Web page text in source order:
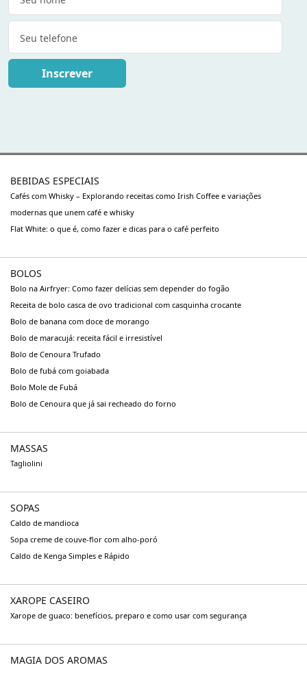
Inscrever
BEBIDAS ESPECIAIS
Cafés com Whisky – Explorando receitas como Irish Coffee e variações
modernas que unem café e whisky
Flat White: o que é, como fazer e dicas para o café perfeito
BOLOS
Bolo na Airfryer: Como fazer delícias sem depender do fogão
Receita de bolo casca de ovo tradicional com casquinha crocante
Bolo de banana com doce de morango
Bolo de maracujá: receita fácil e irresistível
Bolo de Cenoura Trufado
Bolo de fubá com goiabada
Bolo Mole de Fubá
Bolo de Cenoura que já sai recheado do forno
MASSAS
Tagliolini
SOPAS
Caldo de mandioca
Sopa creme de couve-flor com alho-poró
Caldo de Kenga Simples e Rápido
XAROPE CASEIRO
Xarope de guaco: benefícios, preparo e como usar com segurança
MAGIA DOS AROMAS